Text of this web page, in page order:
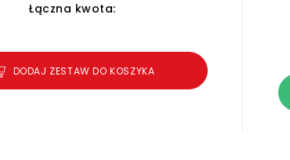
Łączna kwota:
DODAJ ZESTAW DO KOSZYKA